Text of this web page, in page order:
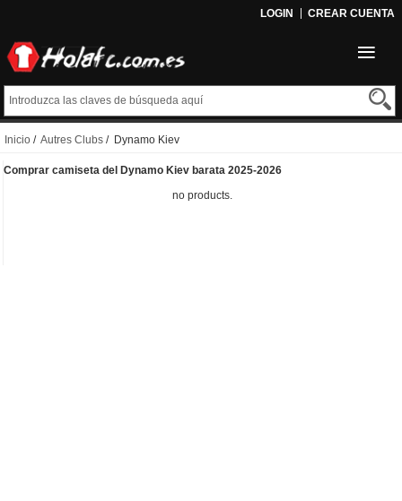
LOGIN CREAR CUENTA
Inicio / Autres Clubs / Dynamo Kiev
Comprar camiseta del Dynamo Kiev barata 2025-2026
no products.